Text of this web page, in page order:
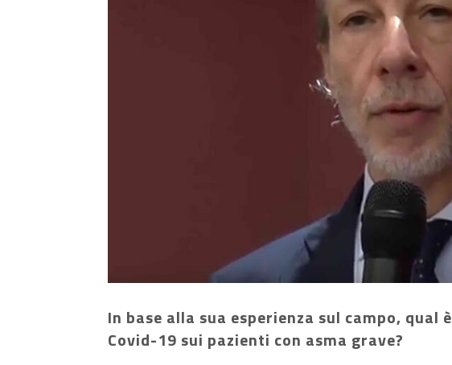
In base alla sua esperienza sul campo, qual
Covid-19 sui pazienti con asma grave?